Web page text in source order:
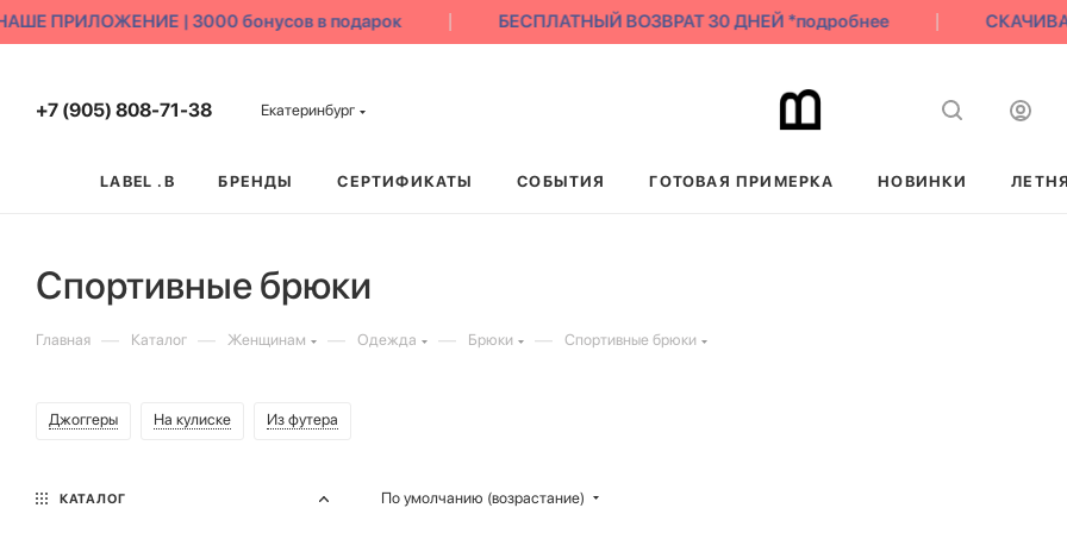
ПРИЛОЖЕНИЕ | 3000 бонусов в подарок БЕСПЛАТНЫЙ ВОЗВРАТ 30 ДНЕЙ *подробнее СКАЧИВАЙ
+7 (905) 808-71-38 Екатеринбург
LABEL .B БРЕНДЫ СЕРТИФИКАТЫ СОБЫТИЯ ГОТОВАЯ ПРИМЕРКА НОВИНКИ
Спортивные брюки
Главная — Каталог — Женщинам — Одежда — Брюки — Спортивные брюки
Джоггеры На кулиске Из футера
По умолчанию (возрастание)
КАТАЛОГ